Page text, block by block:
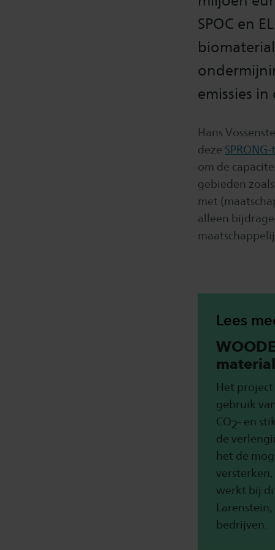
SPOC en
emissies
Hans
deze
om de
gebieden
met
alleen
Lees
Het
gebruik
CO2- en
de
het de
werkt bij
bedrijven.